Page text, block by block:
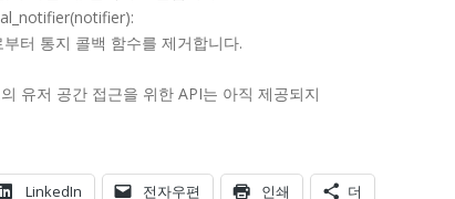
터 통지 콜백 함수를 제거합니다.
유저 공간 접근을 위한 API는 아직 제공되지
LinkedIn 전자우편 인쇄 더